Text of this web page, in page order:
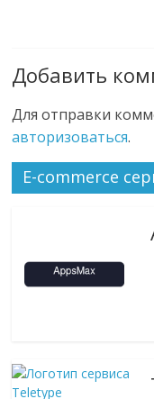
Добавить
Для отправки
авторизоваться.
E-commerce